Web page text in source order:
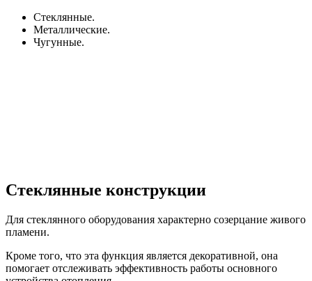
Стеклянные.
Металлические.
Чугунные.
Стеклянные конструкции
Для стеклянного оборудования характерно созерцание живого
пламени.
Кроме того, что эта функция является декоративной, она
помогает отслеживать эффективность работы основного